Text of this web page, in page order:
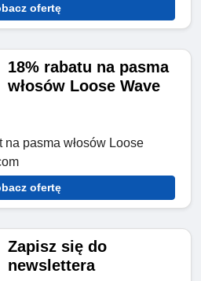
ofertę
18% rabatu na pasma
włosów Loose Wave
pasma włosów Loose
ofertę
Zapisz się do
newslettera